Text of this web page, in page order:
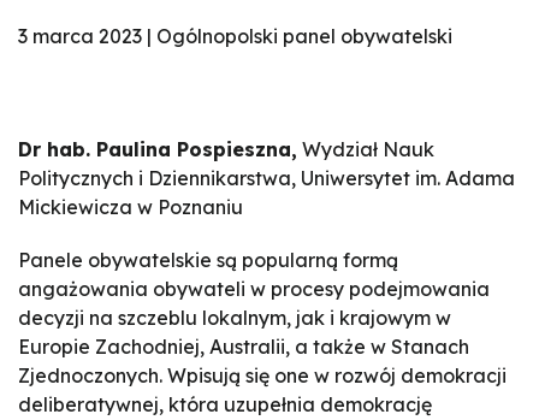
3 marca 2023 | Ogólnopolski panel obywatelski
Dr hab. Paulina Pospieszna, Wydział Nauk
Politycznych i Dziennikarstwa, Uniwersytet im. Adama
Mickiewicza w Poznaniu
Panele obywatelskie są popularną formą
angażowania obywateli w procesy podejmowania
decyzji na szczeblu lokalnym, jak i krajowym w
Europie Zachodniej, Australii, a także w Stanach
Zjednoczonych. Wpisują się one w rozwój demokracji
deliberatywnej, która uzupełnia demokrację